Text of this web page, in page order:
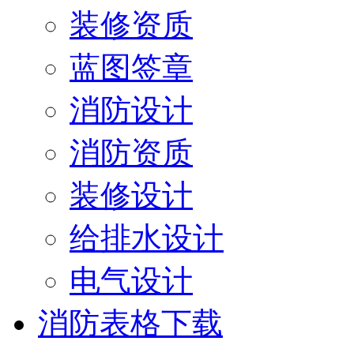
装修资质
蓝图签章
消防设计
消防资质
装修设计
给排水设计
电气设计
消防表格下载